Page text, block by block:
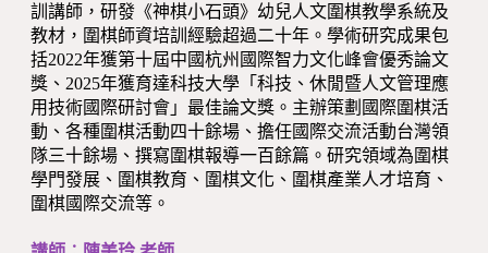
訓講師，研發《神棋小石頭》幼兒人文圍棋教學系統及
教材，圍棋師資培訓經驗超過二十年。學術研究成果包
括2022年獲第十屆中國杭州國際智力文化峰會優秀論文
獎、2025年獲育達科技大學「科技、休閒暨人文管理應
用技術國際研討會」最佳論文獎。主辦策劃國際圍棋活
動、各種圍棋活動四十餘場、擔任國際交流活動台灣領
隊三十餘場、撰寫圍棋報導一百餘篇。研究領域為圍棋
學門發展、圍棋教育、圍棋文化、圍棋產業人才培育、
圍棋國際交流等。